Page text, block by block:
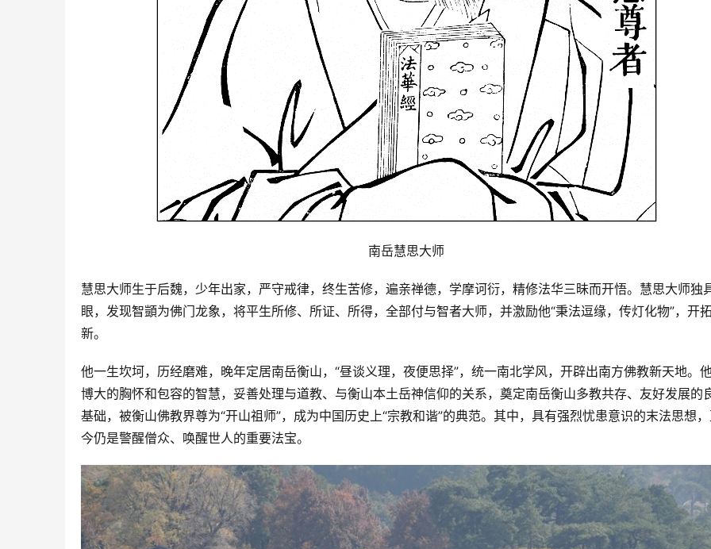
南岳慧思大师
慧思大师生于后魏，少年出家，严守戒律，终生苦修，遍亲禅德，学摩诃衍，精修法华三昧而开悟。慧思大师独
眼，发现智顗为佛门龙象，将平生所修、所证、所得，全部付与智者大师，并激励他“秉法逗缘，传灯化物”，开
新。
他一生坎坷，历经磨难，晚年定居南岳衡山，“昼谈义理，夜便思择”，统一南北学风，开辟出南方佛教新天地。
博大的胸怀和包容的智慧，妥善处理与道教、与衡山本土岳神信仰的关系，奠定南岳衡山多教共存、友好发展的
基础，被衡山佛教界尊为“开山祖师”，成为中国历史上“宗教和谐”的典范。其中，具有强烈忧患意识的末法思想
今仍是警醒僧众、唤醒世人的重要法宝。